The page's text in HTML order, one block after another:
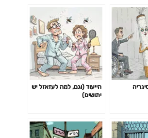
הייעוד (וגם, למה לעזאזל יש
יתושים)